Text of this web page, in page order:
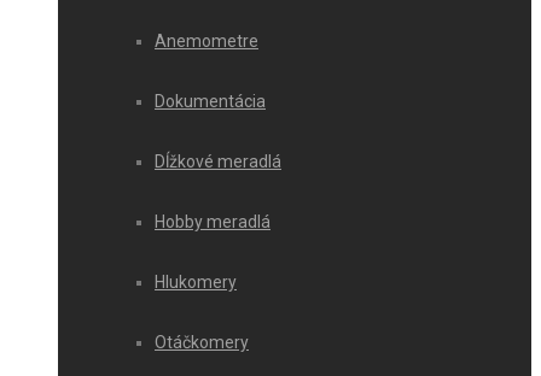
Anemometre
Dokumentácia
Dĺžkové meradlá
Hobby meradlá
Hlukomery
Otáčkomery